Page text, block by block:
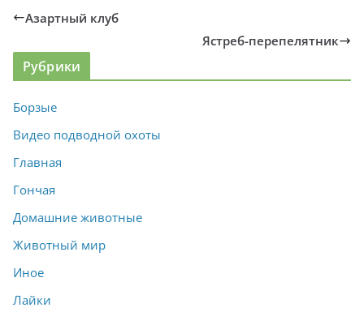
Азартный клуб
Ястреб-перепелятник
Рубрики
Борзые
Видео подводной охоты
Главная
Гончая
Домашние животные
Животный мир
Иное
Лайки